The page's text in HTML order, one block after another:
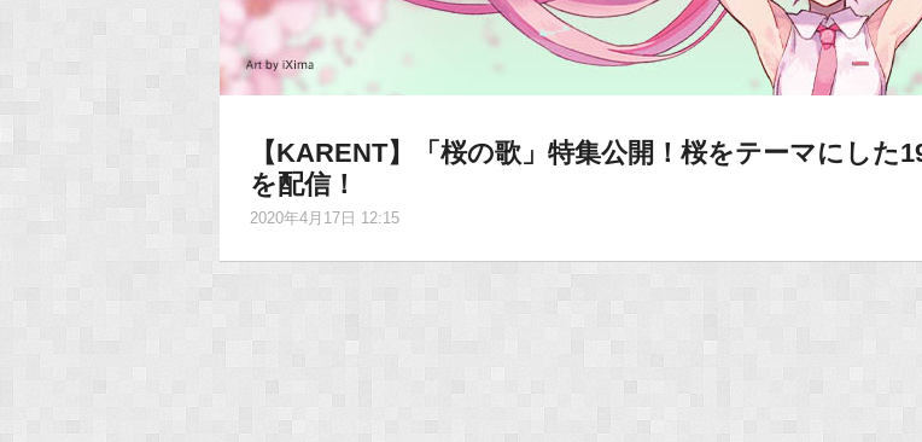
【KARENT】「桜の歌」特集公開！桜をテーマにした
を配信！
2020年4月17日 12:15